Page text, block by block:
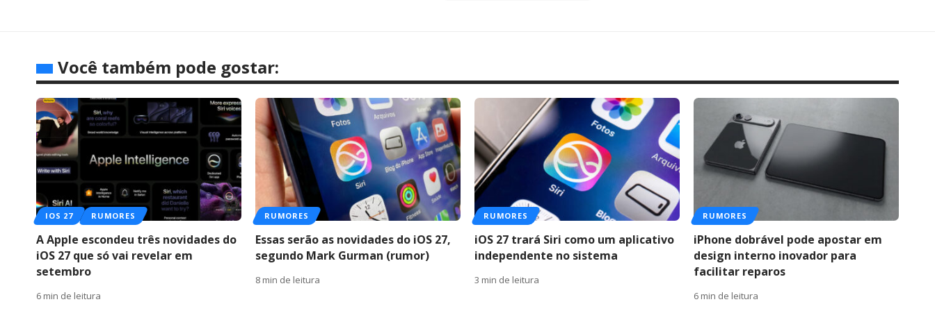
Você também pode gostar:
IOS 27 RUMORES
A Apple escondeu três novidades do
iOS 27 que só vai revelar em
setembro
6 min de leitura
RUMORES
Essas serão as novidades do iOS 27,
segundo Mark Gurman (rumor)
8 min de leitura
RUMORES
iOS 27 trará Siri como um aplicativo
independente no sistema
3 min de leitura
RUMORES
iPhone dobrável pode apostar em
design interno inovador para
facilitar reparos
6 min de leitura